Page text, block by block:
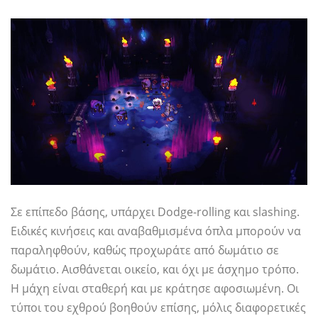
Σε επίπεδο βάσης, υπάρχει Dodge-rolling και slashing.
Ειδικές κινήσεις και αναβαθμισμένα όπλα μπορούν να
παραληφθούν, καθώς προχωράτε από δωμάτιο σε
δωμάτιο. Αισθάνεται οικείο, και όχι με άσχημο τρόπο.
Η μάχη είναι σταθερή και με κράτησε αφοσιωμένη. Οι
τύποι του εχθρού βοηθούν επίσης, μόλις διαφορετικές